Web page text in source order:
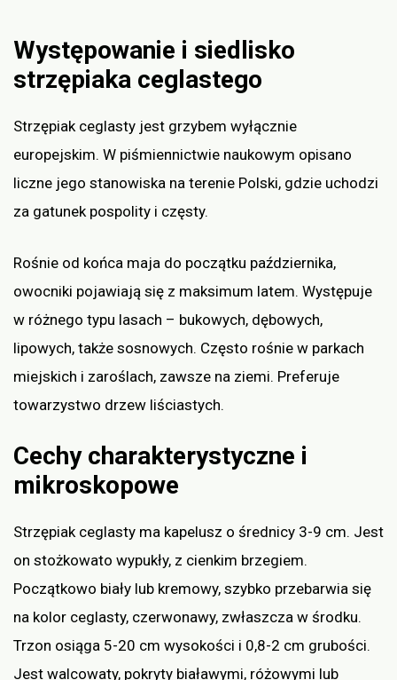
Występowanie i siedlisko
strzępiaka ceglastego
Strzępiak ceglasty jest grzybem wyłącznie
europejskim. W piśmiennictwie naukowym opisano
liczne jego stanowiska na terenie Polski, gdzie uchodzi
za gatunek pospolity i częsty.
Rośnie od końca maja do początku października,
owocniki pojawiają się z maksimum latem. Występuje
w różnego typu lasach – bukowych, dębowych,
lipowych, także sosnowych. Często rośnie w parkach
miejskich i zaroślach, zawsze na ziemi. Preferuje
towarzystwo drzew liściastych.
Cechy charakterystyczne i
mikroskopowe
Strzępiak ceglasty ma kapelusz o średnicy 3-9 cm. Jest
on stożkowato wypukły, z cienkim brzegiem.
Początkowo biały lub kremowy, szybko przebarwia się
na kolor ceglasty, czerwonawy, zwłaszcza w środku.
Trzon osiąga 5-20 cm wysokości i 0,8-2 cm grubości.
Jest walcowaty, pokryty białawymi, różowymi lub